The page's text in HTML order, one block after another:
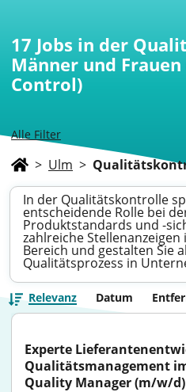
Alle Filter
17 Jobs in der
Männer und
Control)
> Ulm >
In der Qualitätskontrolle
entscheidende Rolle bei
Produktstandards und -
zahlreiche
Bereich und gestalten Sie
Qualitätsprozess in
Relevanz Datum
Experte
Qualitätsmanagement
Quality Manager (m/w/d)